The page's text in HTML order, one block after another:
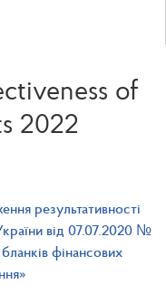
of
2022
результативності
від 07.07.2020 №
фінансових